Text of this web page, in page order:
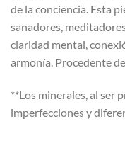
de la conciencia. Esta
sanadores,
claridad mental,
armonía. Procedente
**Los minerales, al ser
imperfecciones y